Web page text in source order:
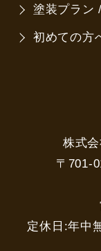
塗装プラン
初めての方
株式
〒701-
定休日:年中